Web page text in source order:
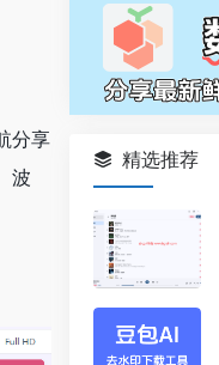
分享
波
精选推荐